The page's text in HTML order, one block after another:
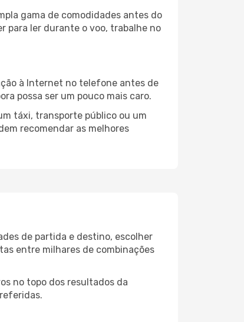
gama de comodidades antes do
para ler durante o voo, trabalhe no
à Internet no telefone antes de
possa ser um pouco mais caro.
táxi, transporte público ou um
recomendar as melhores
de partida e destino, escolher
entre milhares de combinações
no topo dos resultados da